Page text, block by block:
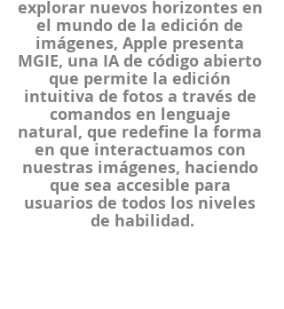
explorar nuevos horizontes en
el mundo de la edición de
imágenes, Apple presenta
MGIE, una IA de código abierto
que permite la edición
intuitiva de fotos a través de
comandos en lenguaje
natural, que redefine la forma
en que interactuamos con
nuestras imágenes, haciendo
que sea accesible para
usuarios de todos los niveles
de habilidad.